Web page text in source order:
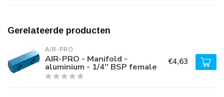
Gerelateerde producten
AIR-PRO
AIR-PRO - Manifold -
aluminium - 1/4'' BSP female €4,63